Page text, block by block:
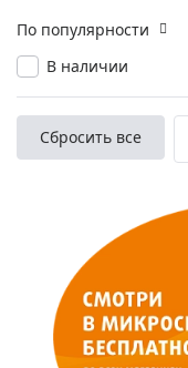
В наличии
По популярности
Сбросить все